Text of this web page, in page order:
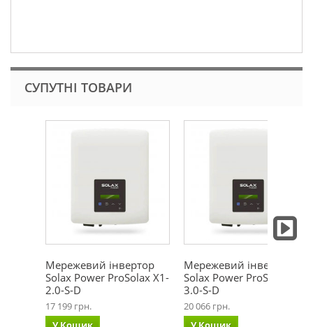
СУПУТНІ ТОВАРИ
Мережевий інвертор
Solax Power ProSolax X1-
2.0-S-D
17 199 грн.
Мережевий інвертор
Solax Power ProSolax X1-
3.0-S-D
20 066 грн.